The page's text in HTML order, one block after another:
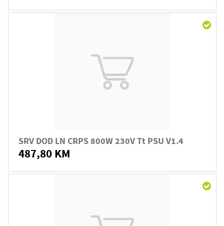
SRV DOD LN CRPS 800W 230V Tt PSU V1.4
487,80 KM